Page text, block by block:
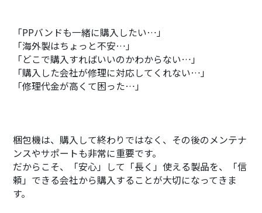
「PPバンドも一緒に購入したい…」
「海外製はちょっと不安…」
「どこで購入すればいいのかわからない…」
「購入した会社が修理に対応してくれない…」
「修理代金が高くて困った…」
梱包機は、購入して終わりではなく、その後のメンテナ
ンスやサポートも非常に重要です。
だからこそ、「安心」して「長く」使える製品を、「信
頼」できる会社から購入することが大切になってきま
す。